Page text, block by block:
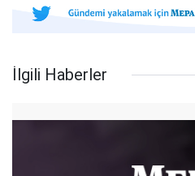
İlgili Haberler